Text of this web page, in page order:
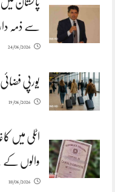
سے ذمہ
24/06/2026
یورپی
19/06/2026
اٹلی میں
والوں کے
18/06/2026